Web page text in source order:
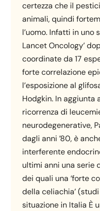
certezza che il
animali, quindi
l’uomo. Infatti in uno
Lancet Oncology’
coordinate da 17
forte correlazione
l’esposizione al
Hodgkin. In aggiunta
ricorrenza di
neurodegenerative,
dagli anni ’80, è
interferente
ultimi anni una serie
dei quali una ‘forte
della celiachia’
situazione in Italia È